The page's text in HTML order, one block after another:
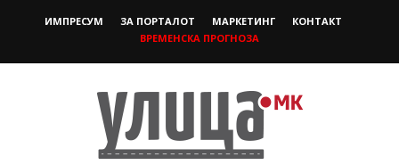
ИМПРЕСУМ ЗА ПОРТАЛОТ МАРКЕТИНГ
КОНТАКТ
ВРЕМЕНСКА ПРОГНОЗА